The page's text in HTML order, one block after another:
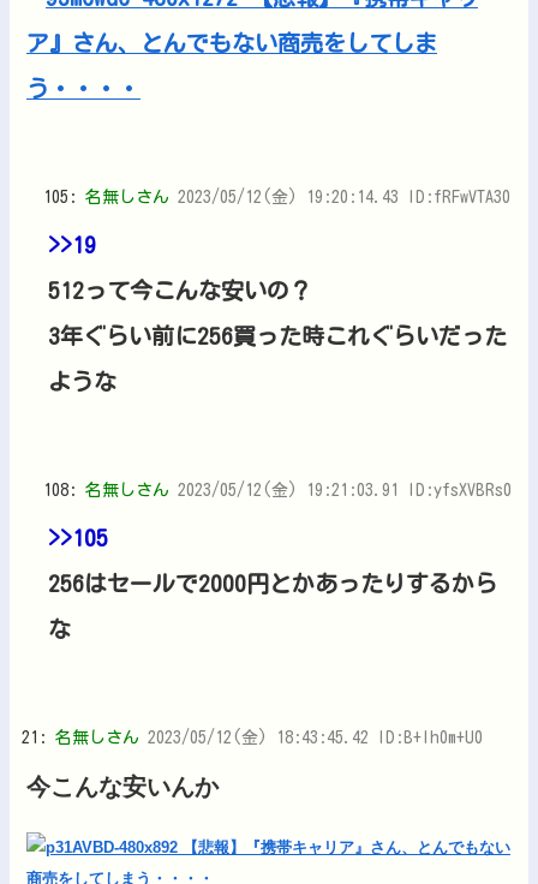
105: 名無しさん 2023/05/12(金) 19:20:14.43 ID:fRFwVTA30
>>19
512って今こんな安いの？
3年ぐらい前に256買った時これぐらいだった
ような
108: 名無しさん 2023/05/12(金) 19:21:03.91 ID:yfsXVBRs0
>>105
256はセールで2000円とかあったりするから
な
21: 名無しさん 2023/05/12(金) 18:43:45.42 ID:B+Ih0m+U0
今こんな安いんか